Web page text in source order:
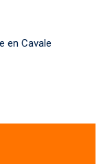
en Cavale